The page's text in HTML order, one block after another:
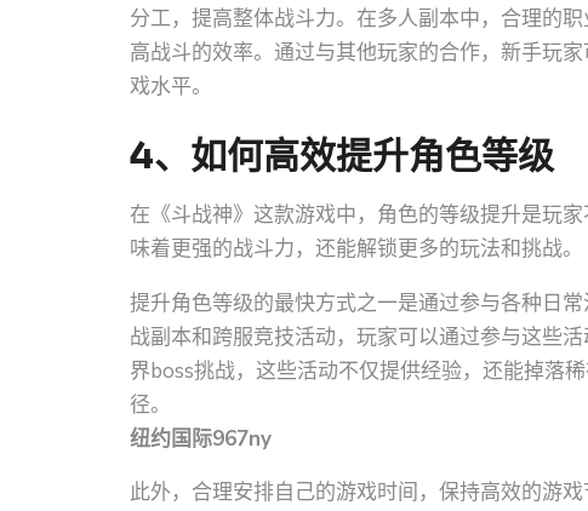
分工，提高整体战斗力。在多人副本中，合理的
高战斗的效率。通过与其他玩家的合作，新手玩
戏水平。
4、如何高效提升角色等级
在《斗战神》这款游戏中，角色的等级提升是玩
味着更强的战斗力，还能解锁更多的玩法和挑战。
提升角色等级的最快方式之一是通过参与各种日
战副本和跨服竞技活动，玩家可以通过参与这些
界boss挑战，这些活动不仅提供经验，还能掉落
径。
纽约国际967ny
此外，合理安排自己的游戏时间，保持高效的游